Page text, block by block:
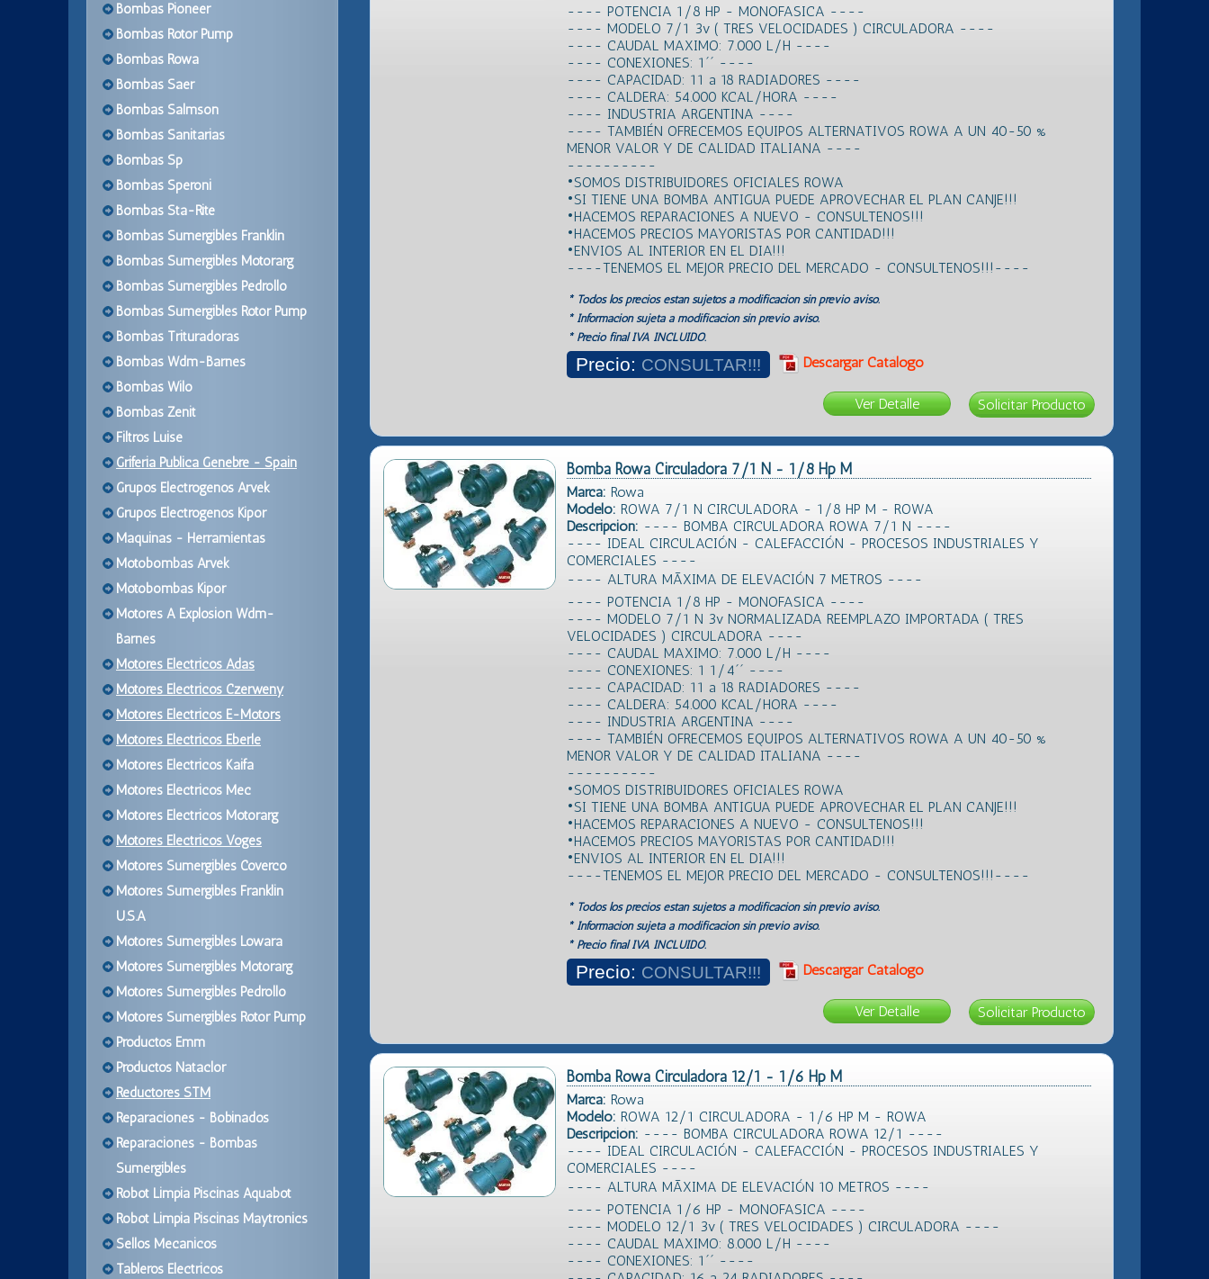
Bombas Pioneer
Bombas Rotor Pump
Bombas Rowa
Bombas Saer
Bombas Salmson
Bombas Sanitarias
Bombas Sp
Bombas Speroni
Bombas Sta-Rite
Bombas Sumergibles Franklin
Bombas Sumergibles Motorarg
Bombas Sumergibles Pedrollo
Bombas Sumergibles Rotor Pump
Bombas Trituradoras
Bombas Wdm-Barnes
Bombas Wilo
Bombas Zenit
Filtros Luise
Griferia Publica Genebre - Spain
Grupos Electrogenos Arvek
Grupos Electrogenos Kipor
Maquinas - Herramientas
Motobombas Arvek
Motobombas Kipor
Motores A Explosion Wdm-
Barnes
Motores Electricos Adas
Motores Electricos Czerweny
Motores Electricos E-Motors
Motores Electricos Eberle
Motores Electricos Kaifa
Motores Electricos Mec
Motores Electricos Motorarg
Motores Electricos Voges
Motores Sumergibles Coverco
Motores Sumergibles Franklin
U.S.A
Motores Sumergibles Lowara
Motores Sumergibles Motorarg
Motores Sumergibles Pedrollo
Motores Sumergibles Rotor Pump
Productos Emm
Productos Nataclor
Reductores STM
Reparaciones - Bobinados
Reparaciones - Bombas
Sumergibles
Robot Limpia Piscinas Aquabot
Robot Limpia Piscinas Maytronics
Sellos Mecanicos
Tableros Electricos
---- POTENCIA 1/8 HP - MONOFASICA ----
---- MODELO 7/1 3v ( TRES VELOCIDADES ) CIRCULADORA ----
---- CAUDAL MAXIMO: 7.000 L/H ----
---- CONEXIONES: 1´´ ----
---- CAPACIDAD: 11 a 18 RADIADORES ----
---- CALDERA: 54.000 KCAL/HORA ----
---- INDUSTRIA ARGENTINA ----
---- TAMBIÉN OFRECEMOS EQUIPOS ALTERNATIVOS ROWA A UN 40-50 %
MENOR VALOR Y DE CALIDAD ITALIANA ----
----------
•SOMOS DISTRIBUIDORES OFICIALES ROWA
•SI TIENE UNA BOMBA ANTIGUA PUEDE APROVECHAR EL PLAN CANJE!!!
•HACEMOS REPARACIONES A NUEVO - CONSULTENOS!!!
•HACEMOS PRECIOS MAYORISTAS POR CANTIDAD!!!
•ENVIOS AL INTERIOR EN EL DIA!!!
----TENEMOS EL MEJOR PRECIO DEL MERCADO - CONSULTENOS!!!----
* Todos los precios estan sujetos a modificación sin previo aviso.
* Información sujeta a modificación sin previo aviso.
* Precio final IVA INCLUIDO.
Precio: CONSULTAR!!! Descargar Catálogo
Ver Detalle
Bomba Rowa Circuladora 7/1 N - 1/8 Hp M
Marca: Rowa
Modelo: ROWA 7/1 N CIRCULADORA - 1/8 HP M - ROWA
Descripción: ---- BOMBA CIRCULADORA ROWA 7/1 N ----
---- IDEAL CIRCULACIÓN - CALEFACCIÓN - PROCESOS INDUSTRIALES Y
COMERCIALES ----
---- ALTURA MÃXIMA DE ELEVACIÓN 7 METROS ----
---- POTENCIA 1/8 HP - MONOFASICA ----
---- MODELO 7/1 N 3v NORMALIZADA REEMPLAZO IMPORTADA ( TRES
VELOCIDADES ) CIRCULADORA ----
---- CAUDAL MAXIMO: 7.000 L/H ----
---- CONEXIONES: 1 1/4´´ ----
---- CAPACIDAD: 11 a 18 RADIADORES ----
---- CALDERA: 54.000 KCAL/HORA ----
---- INDUSTRIA ARGENTINA ----
---- TAMBIÉN OFRECEMOS EQUIPOS ALTERNATIVOS ROWA A UN 40-50 %
MENOR VALOR Y DE CALIDAD ITALIANA ----
----------
•SOMOS DISTRIBUIDORES OFICIALES ROWA
•SI TIENE UNA BOMBA ANTIGUA PUEDE APROVECHAR EL PLAN CANJE!!!
•HACEMOS REPARACIONES A NUEVO - CONSULTENOS!!!
•HACEMOS PRECIOS MAYORISTAS POR CANTIDAD!!!
•ENVIOS AL INTERIOR EN EL DIA!!!
----TENEMOS EL MEJOR PRECIO DEL MERCADO - CONSULTENOS!!!----
* Todos los precios estan sujetos a modificación sin previo aviso.
* Información sujeta a modificación sin previo aviso.
* Precio final IVA INCLUIDO.
Precio: CONSULTAR!!! Descargar Catálogo
Ver Detalle
Bomba Rowa Circuladora 12/1 - 1/6 Hp M
Marca: Rowa
Modelo: ROWA 12/1 CIRCULADORA - 1/6 HP M - ROWA
Descripción: ---- BOMBA CIRCULADORA ROWA 12/1 ----
---- IDEAL CIRCULACIÓN - CALEFACCIÓN - PROCESOS INDUSTRIALES Y
COMERCIALES ----
---- ALTURA MÃXIMA DE ELEVACIÓN 10 METROS ----
---- POTENCIA 1/6 HP - MONOFASICA ----
---- MODELO 12/1 3v ( TRES VELOCIDADES ) CIRCULADORA ----
---- CAUDAL MAXIMO: 8.000 L/H ----
---- CONEXIONES: 1´´ ----